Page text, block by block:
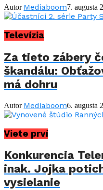
Autor Mediaboom7. augusta
Televízia
Za tieto zábery
škandálu:
má dohru
Autor Mediaboom6. augusta
Viete prví
Konkurencia
inak. Jojka
vysielanie